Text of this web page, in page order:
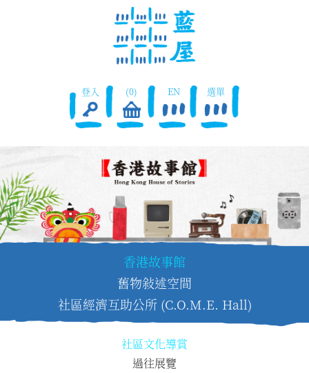
登入 (0) EN 選單
香港故事館
舊物敍述空間
社區經濟互助公所 (C.O.M.E. Hall)
社區文化導賞
過往展覽